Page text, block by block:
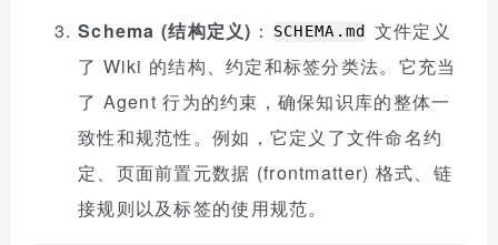
Schema (结构定义) ： SCHEMA.md
文件定义
了 Wiki 的结构、约定和标签分类法。它充当
了 Agent 行为的约束，确保知识库的整体一
致性和规范性。例如，它定义了文件命名约
定、页面前置元数据 (frontmatter) 格式、链
接规则以及标签的使用规范。